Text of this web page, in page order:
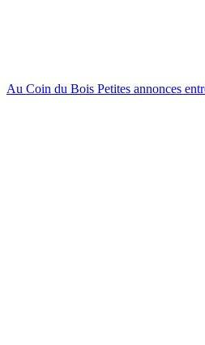
Au Coin du Bois Petites annonces